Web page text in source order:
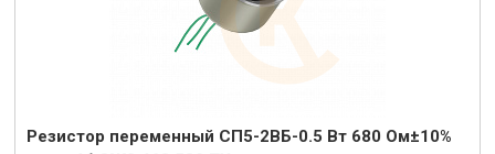
Резистор переменный СП5-2ВБ-0.5 Вт 680 Ом±10%